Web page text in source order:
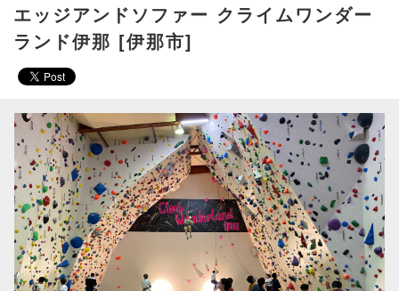
エッジアンドソファー クライムワンダー
ランド伊那 [伊那市]